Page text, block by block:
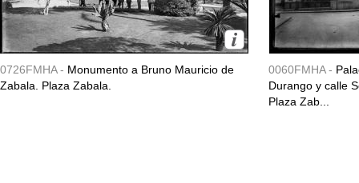
0726FMHA - Monumento a Bruno Mauricio de
Zabala. Plaza Zabala.
0060FMHA -
Durango y calle
Plaza Zab...